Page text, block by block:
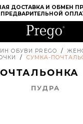
ДОСТАВКА И ОБМЕН
ПРЕДВАРИТЕЛЬНОЙ
ОБУВИ PREGO /
/ СУМКА-
ПУДРА